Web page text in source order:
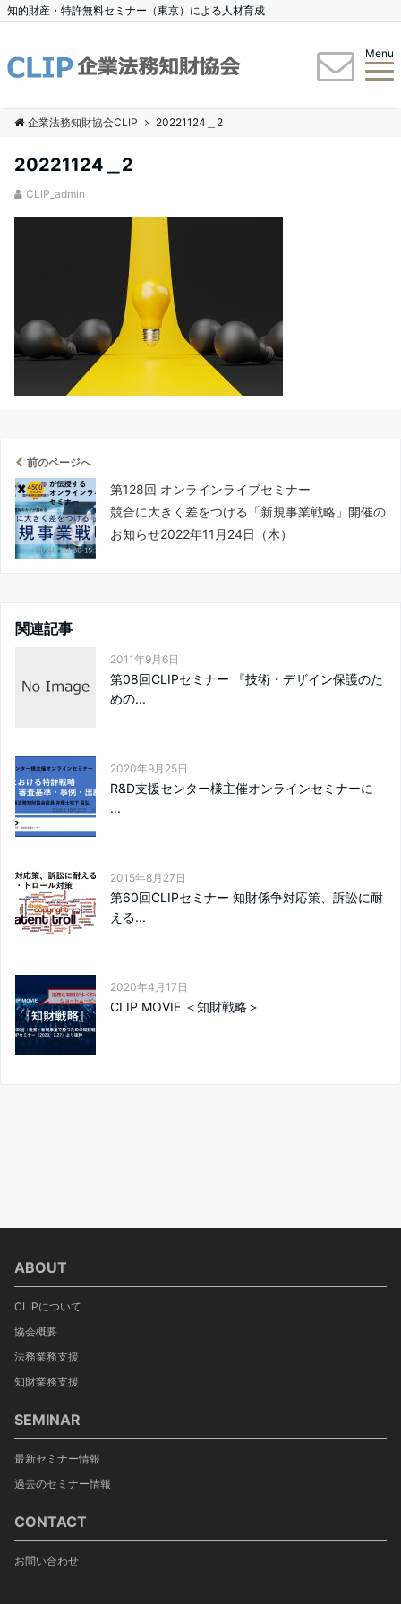
知的財産・特許無料セミナー（東京）による人材育成
Menu
企業法務知財協会CLIP 20221124＿2
20221124＿2
CLIP_admin
前のページへ
第128回 オンラインライブセミナー
競合に大きく差をつける「新規事業戦略」開催の
お知らせ2022年11月24日（木）
関連記事
2011年9月6日
第08回CLIPセミナー 『技術・デザイン保護のた
めの...
2020年9月25日
R&D支援センター様主催オンラインセミナーに
...
2015年8月27日
第60回CLIPセミナー 知財係争対応策、訴訟に耐
える...
2020年4月17日
CLIP MOVIE ＜知財戦略＞
ABOUT
CLIPについて
協会概要
法務業務支援
知財業務支援
SEMINAR
最新セミナー情報
過去のセミナー情報
CONTACT
お問い合わせ